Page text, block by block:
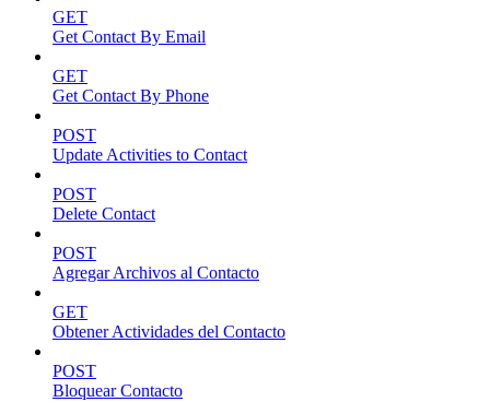
GET
Get Contact By Email
GET
Get Contact By Phone
POST
Update Activities to Contact
POST
Delete Contact
POST
Agregar Archivos al Contacto
GET
Obtener Actividades del Contacto
POST
Bloquear Contacto